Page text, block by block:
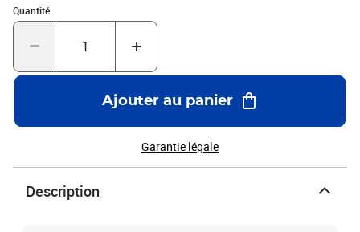
longévité- Porte-étiquette soudé avec étiquette amovible fournie-
Capacité de nombre de feuilles : 500.- En carton graphique très
haute qualité Eskaboard épaisseur 2,00 mm entièrement fabriqué
Balacron, type Ariane, motif Mystère 185g/m²- Excellente finition,
qualité premium sélectionnée par l'équipe enveloppebulle, aucun
compromis de materiauLe classeur de bureau par excellence sans
aucun compromis de qualité !Protégez l'environnement !-
couverture carton 100% recyclé
Quantité
Quantité : 1
Ajouter au panier
Garantie légale
Description